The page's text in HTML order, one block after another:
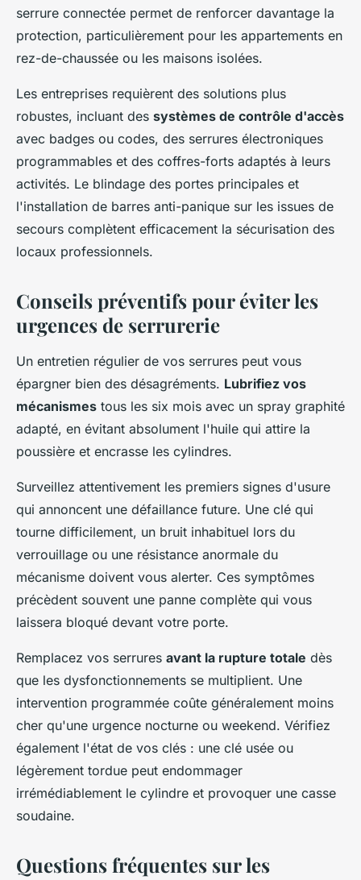
serrure connectée permet de renforcer davantage la
protection, particulièrement pour les appartements en
rez-de-chaussée ou les maisons isolées.
Les entreprises requièrent des solutions plus
robustes, incluant des systèmes de contrôle d'accès
avec badges ou codes, des serrures électroniques
programmables et des coffres-forts adaptés à leurs
activités. Le blindage des portes principales et
l'installation de barres anti-panique sur les issues de
secours complètent efficacement la sécurisation des
locaux professionnels.
Conseils préventifs pour éviter les
urgences de serrurerie
Un entretien régulier de vos serrures peut vous
épargner bien des désagréments. Lubrifiez vos
mécanismes tous les six mois avec un spray graphité
adapté, en évitant absolument l'huile qui attire la
poussière et encrasse les cylindres.
Surveillez attentivement les premiers signes d'usure
qui annoncent une défaillance future. Une clé qui
tourne difficilement, un bruit inhabituel lors du
verrouillage ou une résistance anormale du
mécanisme doivent vous alerter. Ces symptômes
précèdent souvent une panne complète qui vous
laissera bloqué devant votre porte.
Remplacez vos serrures avant la rupture totale dès
que les dysfonctionnements se multiplient. Une
intervention programmée coûte généralement moins
cher qu'une urgence nocturne ou weekend. Vérifiez
également l'état de vos clés : une clé usée ou
légèrement tordue peut endommager
irrémédiablement le cylindre et provoquer une casse
soudaine.
Questions fréquentes sur les